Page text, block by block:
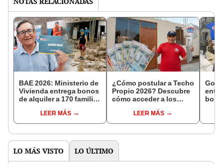
BAE 2026: Ministerio de
Vivienda entrega bonos
de alquiler a 170 familias
LEER MÁS
¿Cómo postular a Techo
Propio 2026? Descubre
cómo acceder a los
Estado y empezar a
construir tu vivienda
LEER MÁS
LO MÁS VISTO LO ÚLTIMO